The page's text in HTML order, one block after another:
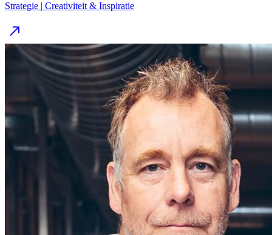
Strategie | Creativiteit & Inspiratie